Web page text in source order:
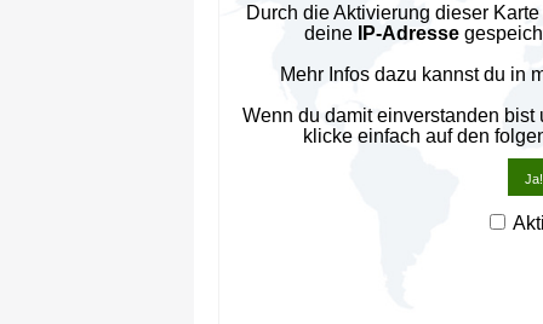
Durch die Aktivierung dieser
deine
IP-Adresse
Mehr Infos dazu kannst du in
Wenn du damit einverstanden
klicke einfach auf den